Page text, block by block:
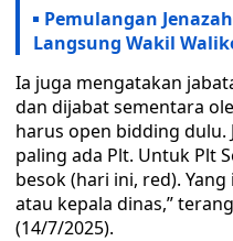
Pemulangan
Langsung Wakil
Ia juga mengatakan
dan dijabat sementara
harus open bidding dulu.
paling ada Plt. Untuk Plt
besok (hari ini, red).
atau kepala dinas,”
(14/7/2025).